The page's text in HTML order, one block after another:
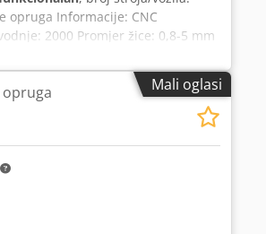
opruga Informacije: CNC
2000 Promjer žice: 0,8-5 mm
50 Lokacija: Izvan Europe
Mali oglasi